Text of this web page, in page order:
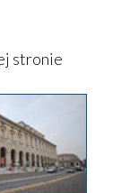
stronie